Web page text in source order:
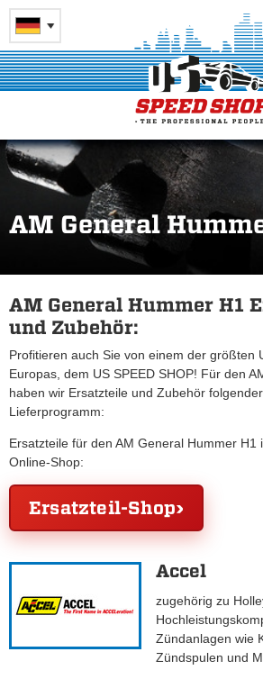
AM General
AM General Hummer H1
und Zubehör:
Profitieren auch Sie von einem der größten
Europas, dem US SPEED SHOP! Für den
haben wir Ersatzteile und Zubehör
Lieferprogramm:
Ersatzteile für den AM General Hummer H1
Online-Shop:
Ersatzteil-Shop
Accel
zugehörig zu
Zündanlagen wie
Zündspulen und